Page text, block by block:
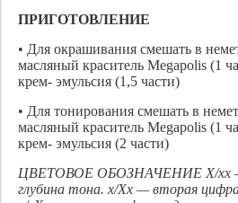
ПРИГОТОВЛЕНИЕ
• Для окрашивания смешать в
масляный краситель Megapolis (1
крем- эмульсия (1,5 части)
• Для тонирования смешать в
масляный краситель Megapolis (1
крем- эмульсия (2 части)
ЦВЕТОВОЕ ОБОЗНАЧЕНИЕ Х/хх
глубина тона. х/Хх — вторая